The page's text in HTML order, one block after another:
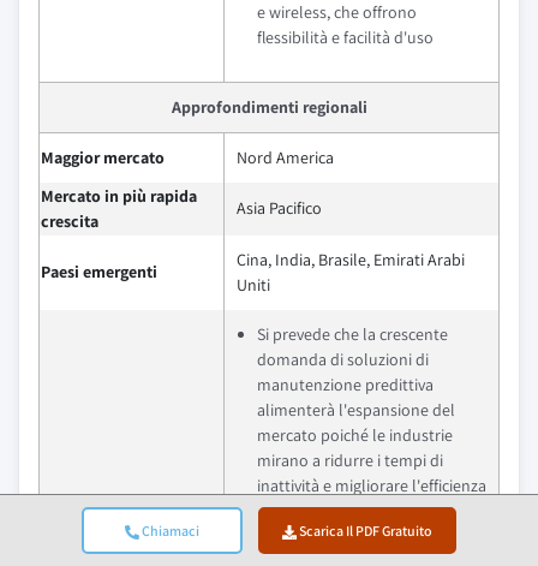
Chiamaci Scarica Il PDF Gratuito
e wireless, che offrono
flessibilità e facilità d'uso
Approfondimenti regionali
Maggior mercato
Nord America
Mercato in più rapida
crescita
Asia Pacifico
Paesi emergenti
Cina, India, Brasile, Emirati Arabi
Uniti
Si prevede che la crescente
domanda di soluzioni di
manutenzione predittiva
alimenterà l'espansione del
mercato poiché le industrie
mirano a ridurre i tempi di
inattività e migliorare l'efficienza
operativa
L'integrazione delle tecnologie